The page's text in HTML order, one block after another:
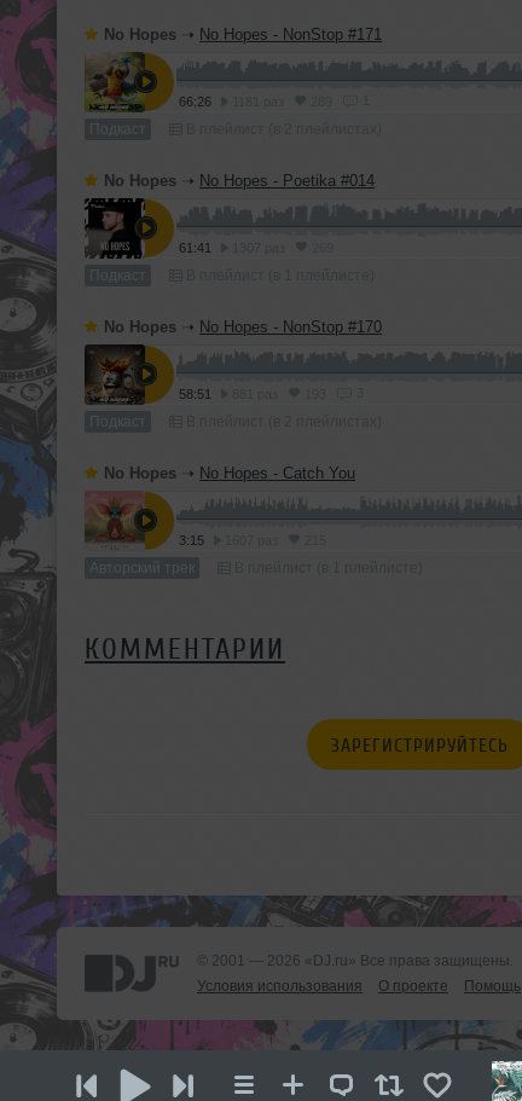
No Hopes ➝ No Hopes - NonStop #171
66:26
Подкаст
No Hopes ➝ No Hopes - Poetika #014
61:41
Подкаст
No Hopes ➝ No Hopes - NonStop #170
58:51
Подкаст
No Hopes ➝ No Hopes - Catch You
3:15
Авторский трек
КОММЕНТАРИИ
ЗАРЕГИСТРИРУЙТЕСЬ
© 2001 — 2026 «DJ.ru» Все права защищены.
Условия использования
О проекте Помощь